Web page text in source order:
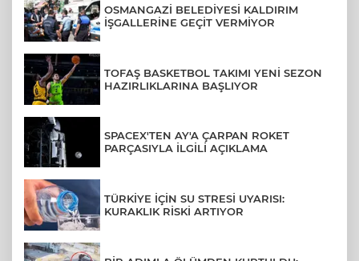
OSMANGAZİ BELEDİYESİ KALDIRIM
İŞGALLERİNE GEÇİT VERMİYOR
TOFAŞ BASKETBOL TAKIMI YENİ SEZON
HAZIRLIKLARINA BAŞLIYOR
SPACEX'TEN AY'A ÇARPAN ROKET
PARÇASIYLA İLGİLİ AÇIKLAMA
TÜRKİYE İÇİN SU STRESİ UYARISI:
KURAKLIK RİSKİ ARTIYOR